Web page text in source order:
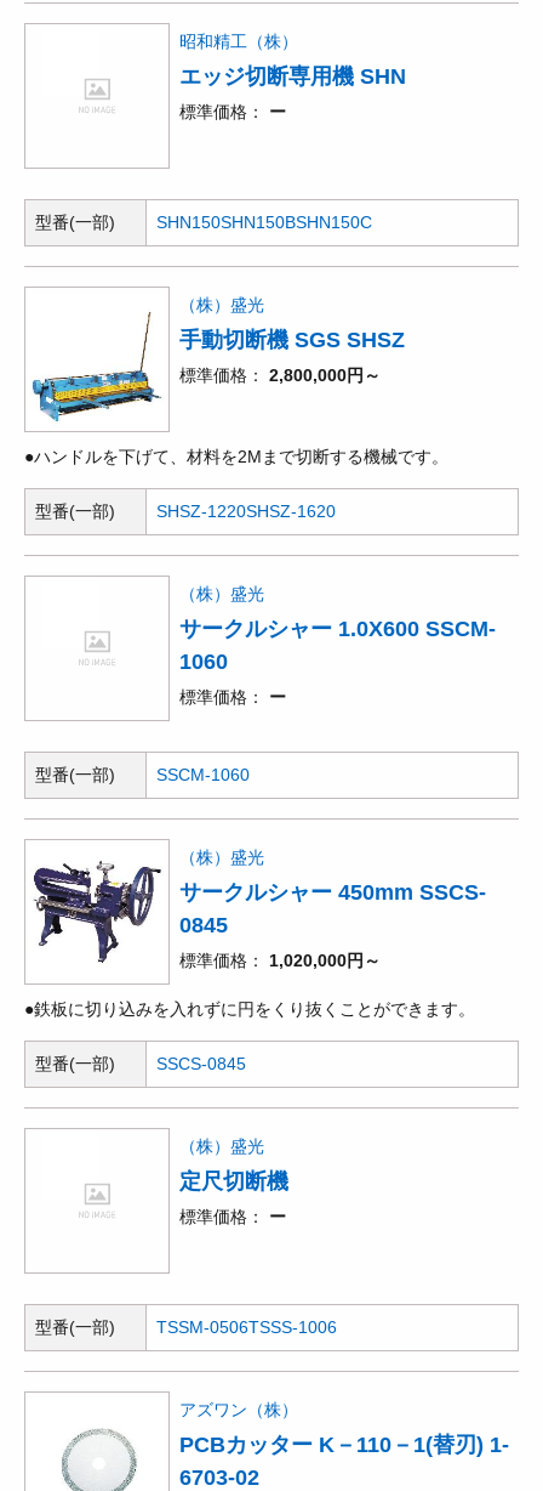
昭和精工（株）
エッジ切断専用機 SHN
標準価格 ー
型番(一部) SHN150SHN150BSHN150C
（株）盛光
手動切断機 SGS SHSZ
標準価格 2,800,000円～
●ハンドルを下げて、材料を2Mまで切断する機械です。
型番(一部) SHSZ-1220SHSZ-1620
（株）盛光
サークルシャー 1.0X600 SSCM-
1060
標準価格 ー
型番(一部) SSCM-1060
（株）盛光
サークルシャー 450mm SSCS-
0845
標準価格 1,020,000円～
●鉄板に切り込みを入れずに円をくり抜くことができます。
型番(一部) SSCS-0845
（株）盛光
定尺切断機
標準価格 ー
型番(一部) TSSM-0506TSSS-1006
アズワン（株）
PCBカッター K－110－1(替刃) 1-
6703-02